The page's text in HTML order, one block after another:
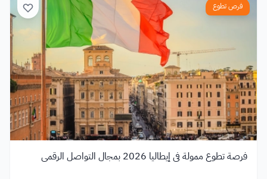
فرص تطوع
فرصة تطوع ممولة في إيطاليا 2026 بمجال التواصل الرقمي